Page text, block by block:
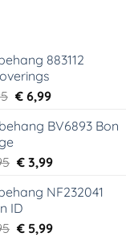
883112
Oorspronkelijke
was:
€6,99Huidige
is:
BV6893 Bon
Oorspronkelijke
was:
€ 29,95.
€3,99Huidige
is:
NF232041
ID
Oorspronkelijke
€5,99Huidige